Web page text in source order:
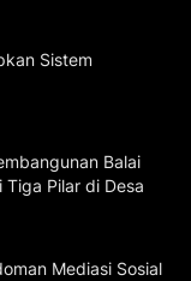
Sistem
Balai
Tiga Pilar di Desa
Mediasi Sosial